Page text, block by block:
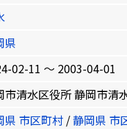
県
02-11 〜 2003-04-01
市清水区役所 静岡市清
県 市区町村 /静岡県 市